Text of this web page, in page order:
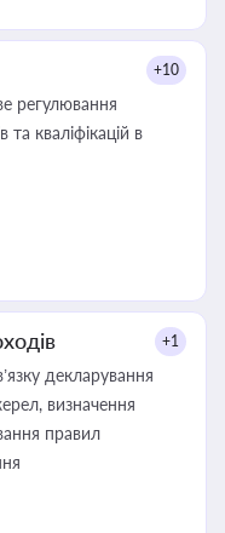
+10
регулювання
та кваліфікацій в
+1
декларування
визначення
правил